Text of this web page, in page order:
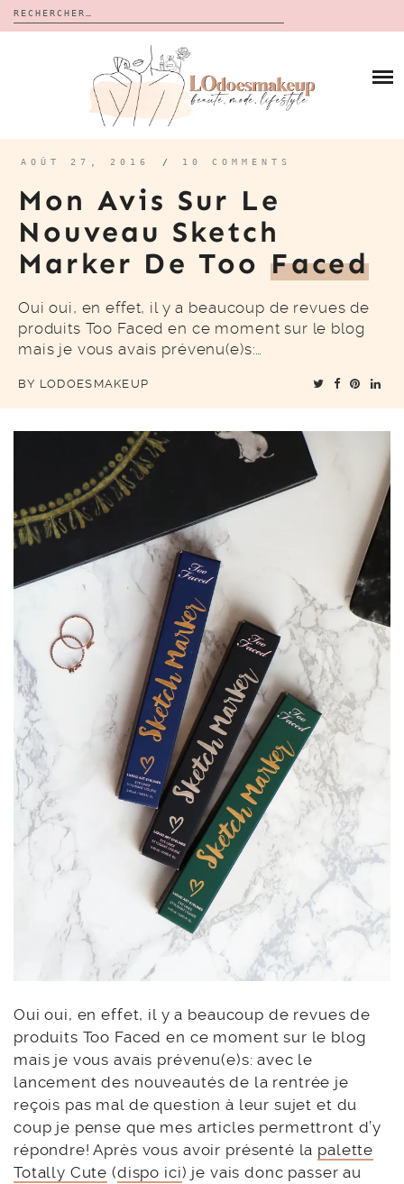
Rechercher :
CALENDRIERS DE L’AVENT
BON PLAN
À PROPOS
MES VIDÉOS
CONTACT
AOÛT 27, 2016 / 10 COMMENTS
Mon Avis Sur Le
Nouveau Sketch
Marker De Too Faced
Oui oui, en effet, il y a beaucoup de revues de
produits Too Faced en ce moment sur le blog
mais je vous avais prévenu(e)s:…
BY LODOESMAKEUP
Oui oui, en effet, il y a beaucoup de revues de
produits Too Faced en ce moment sur le blog
mais je vous avais prévenu(e)s: avec le
lancement des nouveautés de la rentrée je
reçois pas mal de question à leur sujet et du
coup je pense que mes articles permettront d’y
répondre! Après vous avoir présenté la palette
Totally Cute (dispo ici) je vais donc passer au